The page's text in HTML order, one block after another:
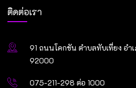
ติดต่อเรา
91 ถนนโคกขัน ตำบลทับเที่ยง อำ
92000
075-211-298 ต่อ 1000